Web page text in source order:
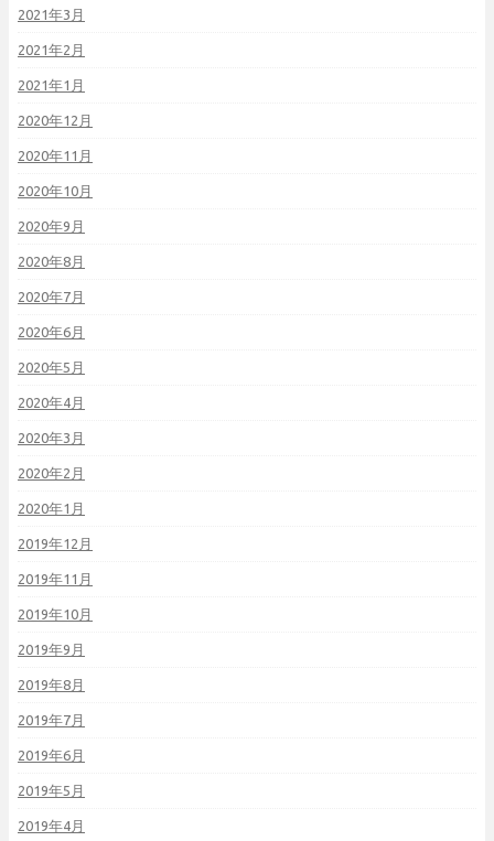
2021年3月
2021年2月
2021年1月
2020年12月
2020年11月
2020年10月
2020年9月
2020年8月
2020年7月
2020年6月
2020年5月
2020年4月
2020年3月
2020年2月
2020年1月
2019年12月
2019年11月
2019年10月
2019年9月
2019年8月
2019年7月
2019年6月
2019年5月
2019年4月